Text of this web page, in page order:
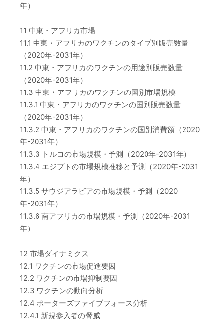
年）
11 中東・アフリカ市場
11.1 中東・アフリカのワクチンのタイプ別販売数量
（2020年-2031年）
11.2 中東・アフリカのワクチンの用途別販売数量
（2020年-2031年）
11.3 中東・アフリカのワクチンの国別市場規模
11.3.1 中東・アフリカのワクチンの国別販売数量
（2020年-2031年）
11.3.2 中東・アフリカのワクチンの国別消費額（2020
年-2031年）
11.3.3 トルコの市場規模・予測（2020年-2031年）
11.3.4 エジプトの市場規模推移と予測（2020年-2031
年）
11.3.5 サウジアラビアの市場規模・予測（2020
年-2031年）
11.3.6 南アフリカの市場規模・予測（2020年-2031
年）
12 市場ダイナミクス
12.1 ワクチンの市場促進要因
12.2 ワクチンの市場抑制要因
12.3 ワクチンの動向分析
12.4 ポーターズファイブフォース分析
12.4.1 新規参入者の脅威